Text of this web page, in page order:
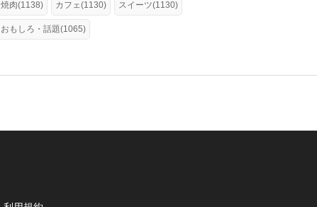
焼肉(1138) カフェ(1130) スイーツ(1130)
おもしろ・話題(1065)